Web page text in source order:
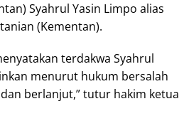
Syahrul Yasin Limpo alias
(Kementan).
terdakwa Syahrul
menurut hukum bersalah
berlanjut,” tutur hakim ketua